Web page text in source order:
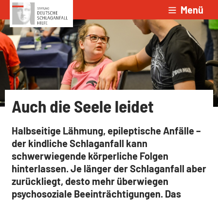
Zum Inhalt springen Menü
Auch die Seele leidet
Halbseitige Lähmung, epileptische Anfälle –
der kindliche Schlaganfall kann
schwerwiegende körperliche Folgen
hinterlassen. Je länger der Schlaganfall aber
zurückliegt, desto mehr überwiegen
psychosoziale Beeinträchtigungen. Das